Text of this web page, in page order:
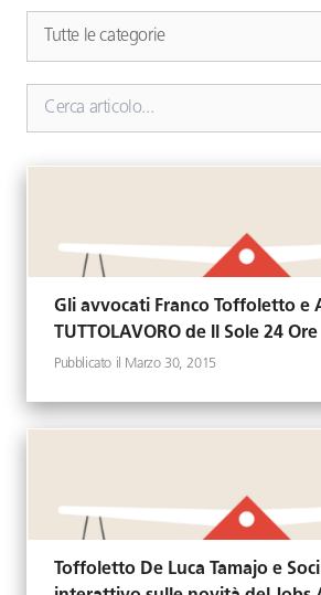
Gli avvocati Franco Toffoletto e
TUTTOLAVORO de Il Sole 24 Ore
Marzo 30, 2015
Toffoletto De Luca Tamajo e